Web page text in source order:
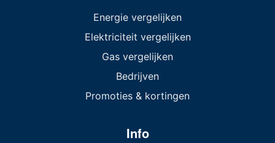
Energie vergelijken
Elektriciteit vergelijken
Gas vergelijken
Bedrijven
Promoties & kortingen
Info